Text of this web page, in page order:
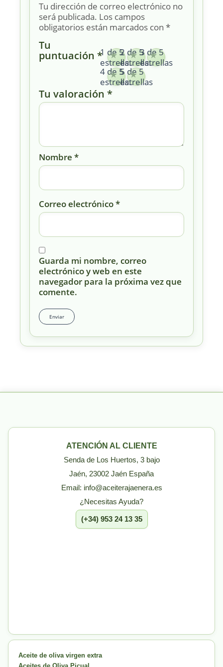
Tu dirección de correo electrónico no
será publicada. Los campos
obligatorios están marcados con *
Tu
puntuación *1 de 5
estrellas
2 de 5
estrellas
3 de 5
estrellas
4 de 5
estrellas
5 de 5
estrellas
Tu valoración *
Nombre *
Correo electrónico*
Guarda mi nombre, correo
electrónico y web en este
navegador para la próxima vez que
comente.
ATENCIÓN AL CLIENTE
Senda de Los Huertos, 3 bajo
Jaén, 23002 Jaén España
Email: info@aceiterajaenera.es
¿Necesitas Ayuda?
(+34) 953 24 13 35
Aceite de oliva virgen extra